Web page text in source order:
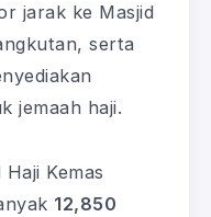
jarak ke Masjid
serta
jemaah haji.
Kemas
12,850